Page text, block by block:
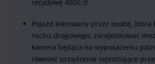
recydywę 4000 zł.
Pojazd kierowany przez osobę, która
ruchu drogowego, zarejestrować
kamera będąca na wyposażeniu
również urządzenie rejestrujące